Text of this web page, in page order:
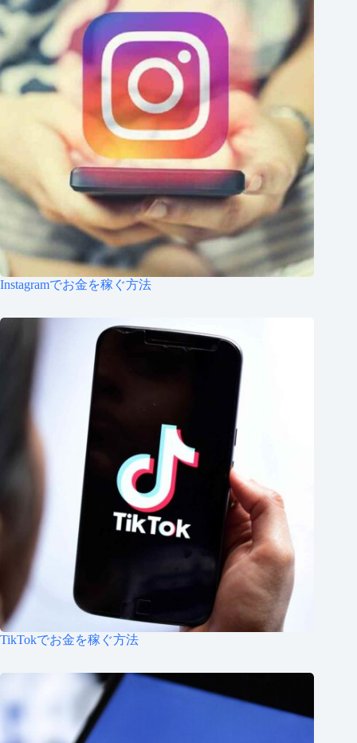
Instagramでお金を稼ぐ方法
TikTokでお金を稼ぐ方法